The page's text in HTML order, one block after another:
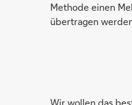
Methode einen
übertragen
Wir wollen das